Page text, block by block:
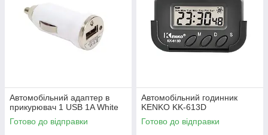
Автомобільний адаптер в
прикурювач 1 USB 1A White
Готово до відправки
Автомобільний годинник
KENKO KK-613D
Готово до відправки